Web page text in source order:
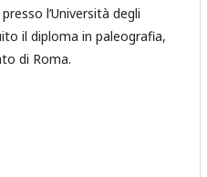
l’Università degli
il diploma in paleografia,
di Roma.